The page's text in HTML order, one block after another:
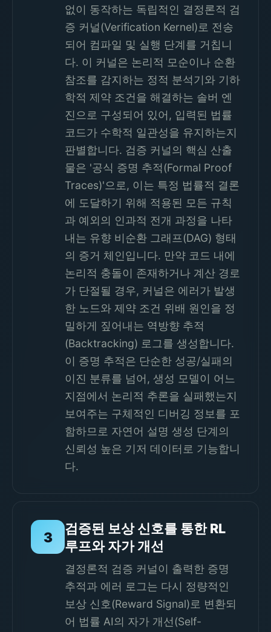
없이 동작하는 독립적인 결정론적 검
증 커널(Verification Kernel)로 전송
되어 컴파일 및 실행 단계를 거칩니
다. 이 커널은 논리적 모순이나 순환
참조를 감지하는 정적 분석기와 기하
학적 제약 조건을 해결하는 솔버 엔
진으로 구성되어 있어, 입력된 법률
코드가 수학적 일관성을 유지하는지
판별합니다. 검증 커널의 핵심 산출
물은 '공식 증명 추적(Formal Proof
Traces)'으로, 이는 특정 법률적 결론
에 도달하기 위해 적용된 모든 규칙
과 예외의 인과적 전개 과정을 나타
내는 유향 비순환 그래프(DAG) 형태
의 증거 체인입니다. 만약 코드 내에
논리적 충돌이 존재하거나 계산 경로
가 단절될 경우, 커널은 에러가 발생
한 노드와 제약 조건 위배 원인을 정
밀하게 짚어내는 역방향 추적
(Backtracking) 로그를 생성합니다.
이 증명 추적은 단순한 성공/실패의
이진 분류를 넘어, 생성 모델이 어느
지점에서 논리적 추론을 실패했는지
보여주는 구체적인 디버깅 정보를 포
함하므로 자연어 설명 생성 단계의
신뢰성 높은 기저 데이터로 기능합니
다.
3
검증된 보상 신호를 통한 RL
루프와 자가 개선
결정론적 검증 커널이 출력한 증명
추적과 에러 로그는 다시 정량적인
보상 신호(Reward Signal)로 변환되
어 법률 AI의 자가 개선(Self-